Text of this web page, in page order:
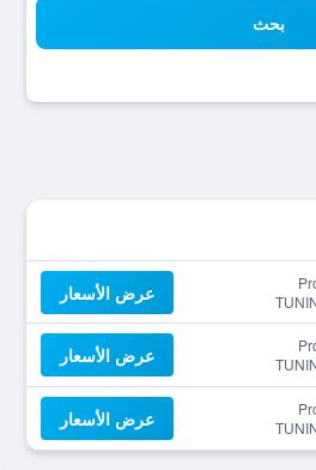
بحث
عرض الأسعار
عرض الأسعار
عرض الأسعار